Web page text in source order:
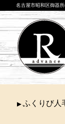
名古屋市昭和区御器
▶ ふくりび人